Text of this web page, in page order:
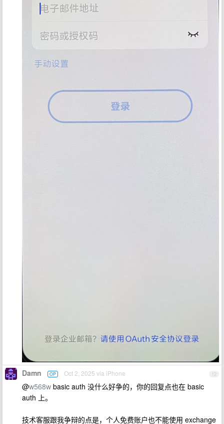
12
Damn OP Oct 2, 2025 via iPhone
@w568w basic auth 没什么好争的，你的回复点也在 basic
auth 上。
技术客服跟我争辩的点是，个人免费账户也不能使用 exchange